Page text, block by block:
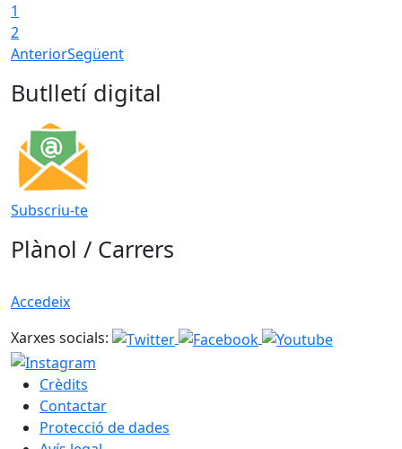
1
2
AnteriorSegüent
Butlletí digital
Subscriu-te
Plànol / Carrers
Accedeix
Xarxes socials:
Crèdits
Contactar
Protecció de dades